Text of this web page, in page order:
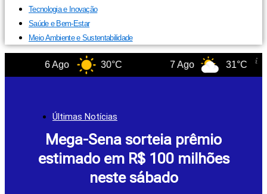
Tecnologia e Inovação
Saúde e Bem-Estar
Meio Ambiente e Sustentabilidade
6 Ago 30°C 7 Ago 31°C
Últimas Notícias
Mega-Sena sorteia prêmio
estimado em R$ 100 milhões
neste sábado